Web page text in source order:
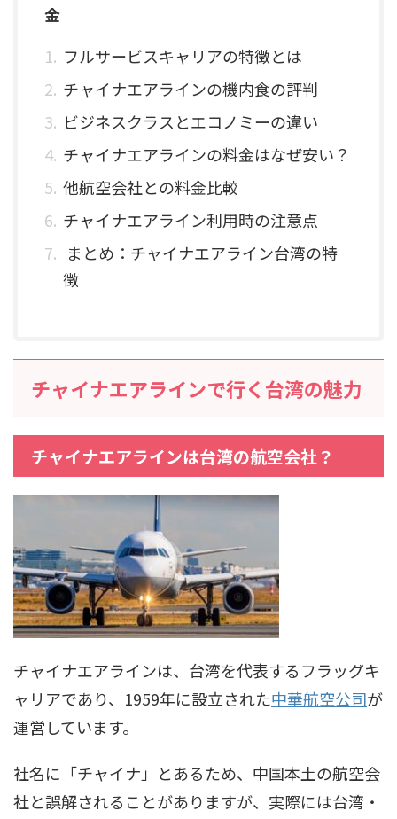
金
フルサービスキャリアの特徴とは
チャイナエアラインの機内食の評判
ビジネスクラスとエコノミーの違い
チャイナエアラインの料金はなぜ安い？
他航空会社との料金比較
チャイナエアライン利用時の注意点
まとめ：チャイナエアライン台湾の特
徴
チャイナエアラインで行く台湾の魅力
チャイナエアラインは台湾の航空会社？
チャイナエアラインは、台湾を代表するフラッグキ
ャリアであり、1959年に設立された中華航空公司が
運営しています。
社名に「チャイナ」とあるため、中国本土の航空会
社と誤解されることがありますが、実際には台湾・